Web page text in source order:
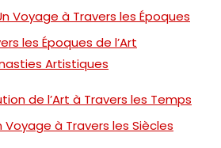
Voyage à Travers les Époques
les Époques de l’Art
Artistiques
de l’Art à Travers les Temps
Voyage à Travers les Siècles